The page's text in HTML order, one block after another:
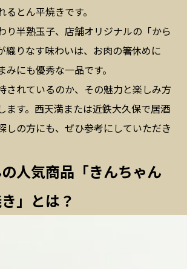
とん平焼きです。
り半熟玉子、店舗オリジナルの「から
織りなす味わいは、お肉の箸休めに
にも優秀な一品です。
されているのか、その魅力と楽しみ方
ます。西天満または近鉄大久保で居酒
しの方にも、ぜひ参考にしていただき
人気商品「きんちゃん
」とは？